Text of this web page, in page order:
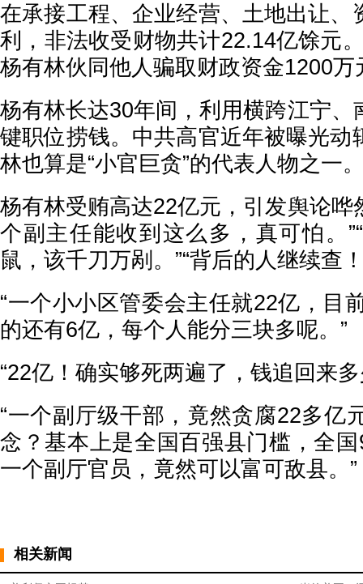
在承接工程、企业经营、土地出让、
利，非法收受财物共计22.14亿馀元
杨有林伙同他人骗取财政资金1200万
杨有林长达30年间，利用横跨江宁、
键职位捞钱。中共高官近年被曝光动
林也算是“小官巨贪”的代表人物之一
杨有林受贿高达22亿元，引发舆论哗
个副主任能收到这么多，真可怕。
鼠，该千刀万剐。”“背后的人继续查
“一个小小区管委会主任就22亿，目
的还有6亿，每个人能分三块多呢。”
“22亿！确实够死两遍了，钱追回来多
“一个副厅级干部，竟然贪腐22多亿
念？基本上是全国百强县门槛，全
一个副厅官员，竟然可以富可敌县。”
相关新闻